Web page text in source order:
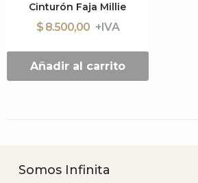
Cinturón Faja Millie
$ 8.500,00
Añadir al carrito
Somos Infinita